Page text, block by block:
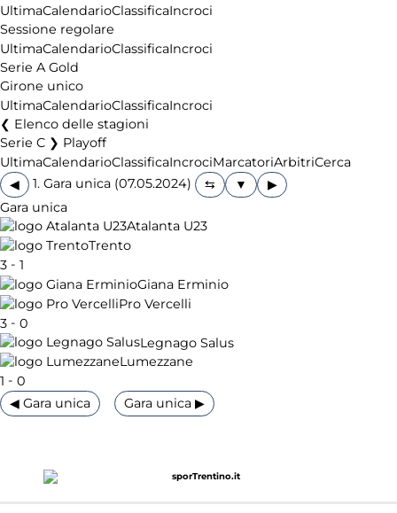
UltimaCalendarioClassificaIncroci
Sessione regolare
UltimaCalendarioClassificaIncroci
Serie A Gold
Girone unico
UltimaCalendarioClassificaIncroci
Elenco delle stagioni
Serie C ❯ Playoff
UltimaCalendarioClassificaIncrociMarcatoriArbitriCerca
◀
1. Gara unica (07.05.2024)
▶
Gara unica
Atalanta U23
Trento
3 - 1
Giana Erminio
Pro Vercelli
3 - 0
Legnago Salus
Lumezzane
1 - 0
◀ Gara unica
Gara unica ▶